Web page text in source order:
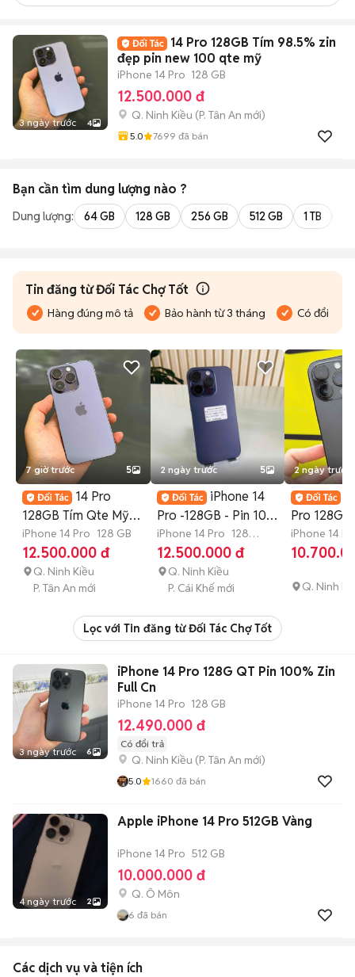
3 ngày trước 4
14 Pro 128GB Tím 98.5% zin
đẹp pin new 100 qte mỹ
iPhone 14 Pro 128 GB
12.500.000 đ
Q. Ninh Kiều (P. Tân An mới)
5.0 7699 đã bán
Bạn cần tìm dung lượng nào ?
Dung lượng: 64 GB 128 GB 256 GB 512 GB 1 TB
Tin đăng từ Đối Tác Chợ Tốt
Hàng đúng mô tả Bảo hành từ 3 tháng Có đổi trả
7 giờ trước 5
14 Pro
128GB Tím Qte Mỹ
pin new 100 chip A16
99382
iPhone 14 Pro 128 GB
12.500.000 đ
Q. Ninh Kiều
P. Tân An mới
2 ngày trước 5
iPhone 14
Pro -128GB - Pin 100
PT - Giao Lưu
iPhone 14 Pro 128
GB 3 tháng
12.500.000 đ
Q. Ninh Kiều
P. Cái Khế mới
2 ngày trước
Pro
Zin P87
iPhone 14
GB 3 tháng
Q. Ninh
Lọc với Tin đăng từ Đối Tác Chợ Tốt
3 ngày trước 6
iPhone 14 Pro 128G QT Pin 100% Zin
Full Cn
iPhone 14 Pro 128 GB
12.490.000 đ
Có đổi trả
Q. Ninh Kiều (P. Tân An mới)
5.0 1660 đã bán
4 ngày trước 2
Apple iPhone 14 Pro 512GB Vàng
iPhone 14 Pro 512 GB
10.000.000 đ
Q. Ô Môn
6 đã bán
Các dịch vụ và tiện ích